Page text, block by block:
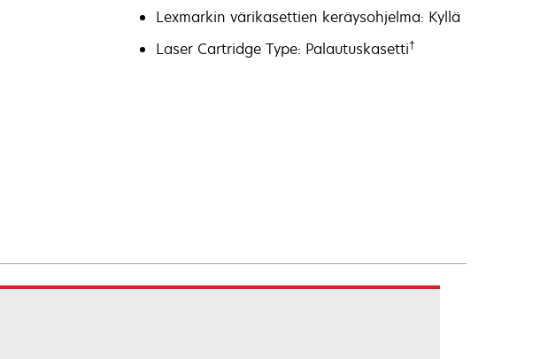
Lexmarkin värikasettien keräysohjelma: Kyllä
Laser Cartridge Type: Palautuskasetti†